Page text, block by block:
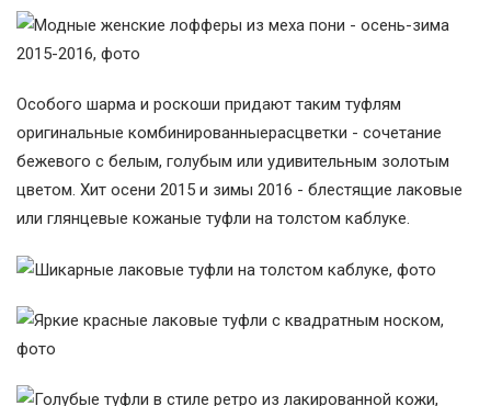
Особого шарма и роскоши придают таким туфлям
оригинальные комбинированныерасцветки - сочетание
бежевого с белым, голубым или удивительным золотым
цветом. Хит осени 2015 и зимы 2016 - блестящие лаковые
или глянцевые кожаные туфли на толстом каблуке.